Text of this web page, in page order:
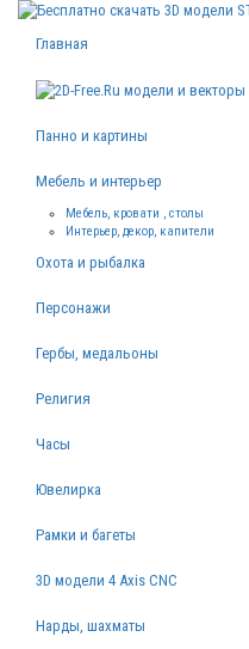
Главная
Панно и картины
Мебель и интерьер
Мебель, кровати , столы
Интерьер, декор, капители
Охота и рыбалка
Персонажи
Гербы, медальоны
Религия
Часы
Ювелирка
Рамки и багеты
3D модели 4 Axis CNC
Нарды, шахматы